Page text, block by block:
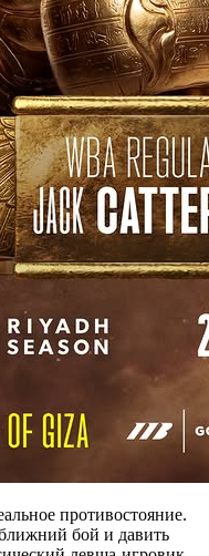
противостояние.
бой и давить